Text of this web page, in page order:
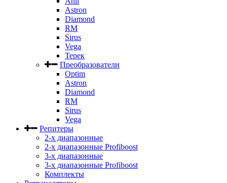
Astron
Diamond
RM
Sirus
Vega
Терек
Преобразователи
Optim
Astron
Diamond
RM
Sirus
Vega
Репитеры
2-х диапазонные
2-х диапазонные Profiboost
3-х диапазонные
3-х диапазонные Profiboost
Комплекты